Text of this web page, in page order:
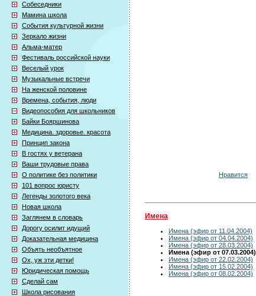
Собеседники
Мамина школа
События культурной жизни
Зеркало жизни
Альма-матер
Фестиваль российской науки
Веселый урок
Музыкальные встречи
На женской половине
Времена, события, люди
Видеопособия для школьников
Байки Бояршинова
Медицина. здоровье. красота
Принцип закона
В гостях у ветерана
Ваши трудовые права
О политике без политики
101 вопрос юристу
Легенды золотого века
Новая школа
Заглянем в словарь
Дорогу осилит идущий
Доказательная медицина
Объять необъятное
Ох, уж эти детки!
Юридическая помощь
Сделай сам
Школа рисования
Нравится
Имена
Имена (эфир от 11.04.2004)
Имена (эфир от 04.04.2004)
Имена (эфир от 28.03.2004)
Имена (эфир от 07.03.2004)
Имена (эфир от 22.02.2004)
Имена (эфир от 15.02.2004)
Имена (эфир от 08.02.2004)